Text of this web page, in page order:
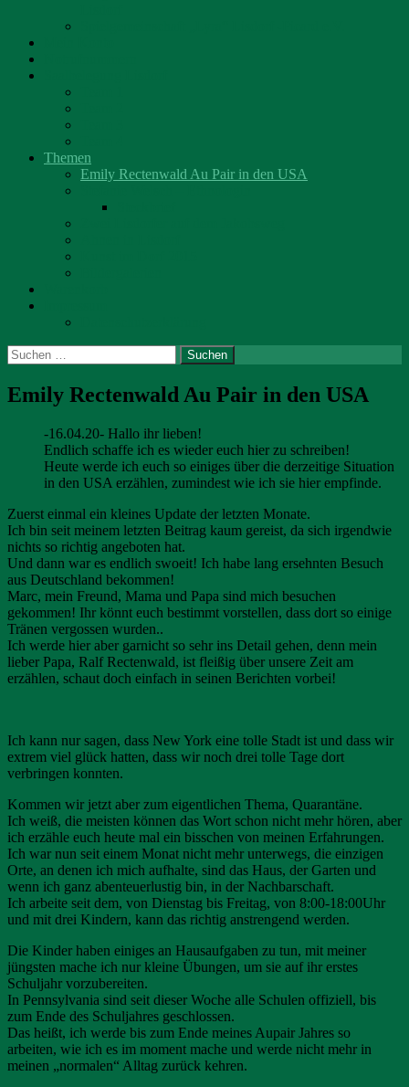
Themen
Emily Rectenwald Au Pair in den USA
Suchen
nach:
Emily Rectenwald Au Pair in den USA
-16.04.20- Hallo ihr lieben!
Endlich schaffe ich es wieder euch hier zu schreiben!
Heute werde ich euch so einiges über die derzeitige Situation
in den USA erzählen, zumindest wie ich sie hier empfinde.
Zuerst einmal ein kleines Update der letzten Monate.
Ich bin seit meinem letzten Beitrag kaum gereist, da sich irgendwie
nichts so richtig angeboten hat.
Und dann war es endlich swoeit! Ich habe lang ersehnten Besuch
aus Deutschland bekommen!
Marc, mein Freund, Mama und Papa sind mich besuchen
gekommen! Ihr könnt euch bestimmt vorstellen, dass dort so einige
Tränen vergossen wurden..
Ich werde hier aber garnicht so sehr ins Detail gehen, denn mein
lieber Papa, Ralf Rectenwald, ist fleißig über unsere Zeit am
erzählen, schaut doch einfach in seinen Berichten vorbei!
Ich kann nur sagen, dass New York eine tolle Stadt ist und dass wir
extrem viel glück hatten, dass wir noch drei tolle Tage dort
verbringen konnten.
Kommen wir jetzt aber zum eigentlichen Thema, Quarantäne.
Ich weiß, die meisten können das Wort schon nicht mehr hören, aber
ich erzähle euch heute mal ein bisschen von meinen Erfahrungen.
Ich war nun seit einem Monat nicht mehr unterwegs, die einzigen
Orte, an denen ich mich aufhalte, sind das Haus, der Garten und
wenn ich ganz abenteuerlustig bin, in der Nachbarschaft.
Ich arbeite seit dem, von Dienstag bis Freitag, von 8:00-18:00Uhr
und mit drei Kindern, kann das richtig anstrengend werden.
Die Kinder haben einiges an Hausaufgaben zu tun, mit meiner
jüngsten mache ich nur kleine Übungen, um sie auf ihr erstes
Schuljahr vorzubereiten.
In Pennsylvania sind seit dieser Woche alle Schulen offiziell, bis
zum Ende des Schuljahres geschlossen.
Das heißt, ich werde bis zum Ende meines Aupair Jahres so
arbeiten, wie ich es im moment mache und werde nicht mehr in
meinen „normalen“ Alltag zurück kehren.